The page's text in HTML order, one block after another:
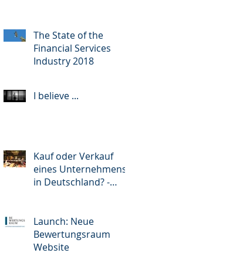
The State of the
Financial Services
Industry 2018
I believe ...
Kauf oder Verkauf
eines Unternehmens
in Deutschland? -
Germany?
Launch: Neue
Bewertungsraum
Website